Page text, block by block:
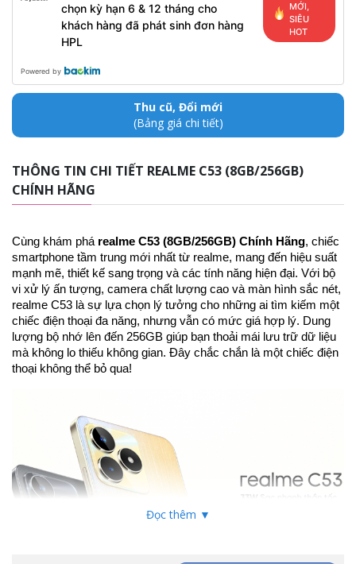
chọn kỳ hạn 6 & 12 tháng cho
khách hàng đã phát sinh đơn hàng
HPL
MỚI,
SIÊU
HOT
Powered by
Thu cũ, Đổi mới
(Bảng giá chi tiết)
THÔNG TIN CHI TIẾT REALME C53 (8GB/256GB)
CHÍNH HÃNG
Cùng khám phá realme C53 (8GB/256GB) Chính Hãng, chiếc
smartphone tầm trung mới nhất từ realme, mang đến hiệu suất
mạnh mẽ, thiết kế sang trọng và các tính năng hiện đại. Với bộ
vi xử lý ấn tượng, camera chất lượng cao và màn hình sắc nét,
realme C53 là sự lựa chọn lý tưởng cho những ai tìm kiếm một
chiếc điện thoại đa năng, nhưng vẫn có mức giá hợp lý. Dung
lượng bộ nhớ lên đến 256GB giúp bạn thoải mái lưu trữ dữ liệu
mà không lo thiếu không gian. Đây chắc chắn là một chiếc điện
thoại không thể bỏ qua!